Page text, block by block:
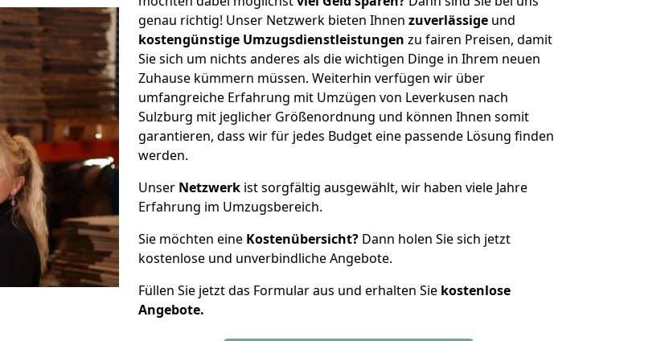
genau richtig! Unser Netzwerk bieten Ihnen zuverlässige und
kostengünstige Umzugsdienstleistungen zu fairen Preisen, damit
Sie sich um nichts anderes als die wichtigen Dinge in Ihrem neuen
Zuhause kümmern müssen. Weiterhin verfügen wir über
umfangreiche Erfahrung mit Umzügen von Leverkusen nach
Sulzburg mit jeglicher Größenordnung und können Ihnen somit
garantieren, dass wir für jedes Budget eine passende Lösung finden
werden.
Unser Netzwerk ist sorgfältig ausgewählt, wir haben viele Jahre
Erfahrung im Umzugsbereich.
Sie möchten eine Kostenübersicht? Dann holen Sie sich jetzt
kostenlose und unverbindliche Angebote.
Füllen Sie jetzt das Formular aus und erhalten Sie kostenlose
Angebote.